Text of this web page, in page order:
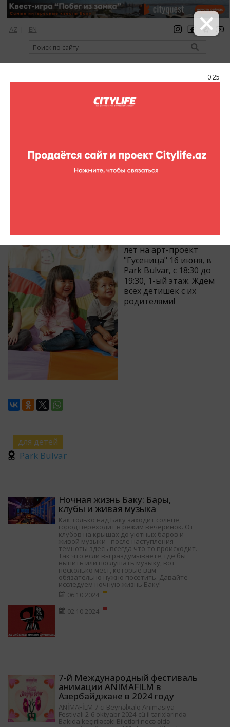
0:25
AZ | EN
регистрация вход Citylife Magazine
лет на арт-проект
"Гусеница" 16 июня, в
Park Bulvar, с 18:30 до
19:30, 1-ый этаж. Ждем
всех детишек с их
родителями!
для детей
Park Bulvar
Ночная жизнь Баку: Бары,
клубы и живая музыка
Как только над Баку заходит солнце,
город переходит в режим вечеринок. От
клубов на крышах до уютных баров и
живой музыки - после наступления
темноты здесь всегда что-то происходит.
Так что если вы раздумываете, где бы
выпить или послушать музыку, вот
несколько мест, которые вам
обязательно нужно посетить. Давайте
исследуем ночную жизнь Баку!
06.10.2024
02.10.2024
7-й Международный фестиваль
анимации ANIMAFILM в
Азербайджане в 2024 году
ANİMAFİLM 7-ci Beynəlxalq Animasiya
Festivalı 2-6 oktyabr 2024-cü il tarixlərində
Bakıda keçiriləcək! Biletləri necə əldə